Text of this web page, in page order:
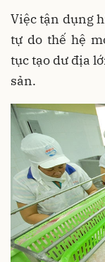
Việc tận dụng
tự do thế hệ
tục tạo dư địa
sản.